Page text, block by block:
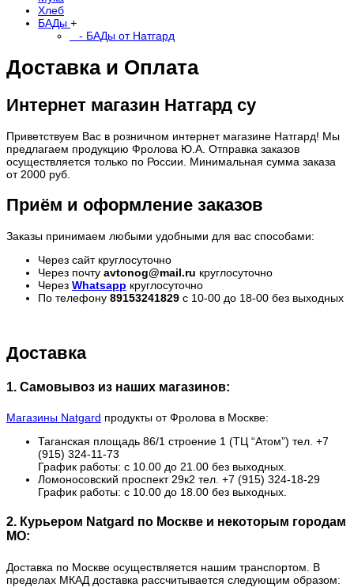
Хлеб
БАДы +
- БАДы от Натгард
Доставка и Оплата
Интернет магазин Натгард су
Приветствуем Вас в розничном интернет магазине Натгард! Мы
предлагаем продукцию Фролова Ю.А. Отправка заказов
осуществляется только по России. Минимальная сумма заказа
от 2000 руб.
Приём и оформление заказов
Заказы принимаем любыми удобными для вас способами:
Через сайт круглосуточно
Через почту avtonog@mail.ru круглосуточно
Через Whatsapp круглосуточно
По телефону 89153241829 с 10-00 до 18-00 без выходных
Доставка
1. Самовывоз из наших магазинов:
Магазины Natgard продукты от Фролова в Москве:
Таганская площадь 86/1 строение 1 (ТЦ “Атом”) тел. +7
(915) 324-11-73
График работы: с 10.00 до 21.00 без выходных.
Ломоносовский проспект 29к2 тел. +7 (915) 324-18-29
График работы: с 10.00 до 18.00 без выходных.
2. Курьером Natgard по Москве и некоторым городам
МО:
Доставка по Москве осуществляется нашим транспортом. В
пределах МКАД доставка рассчитывается следующим образом: